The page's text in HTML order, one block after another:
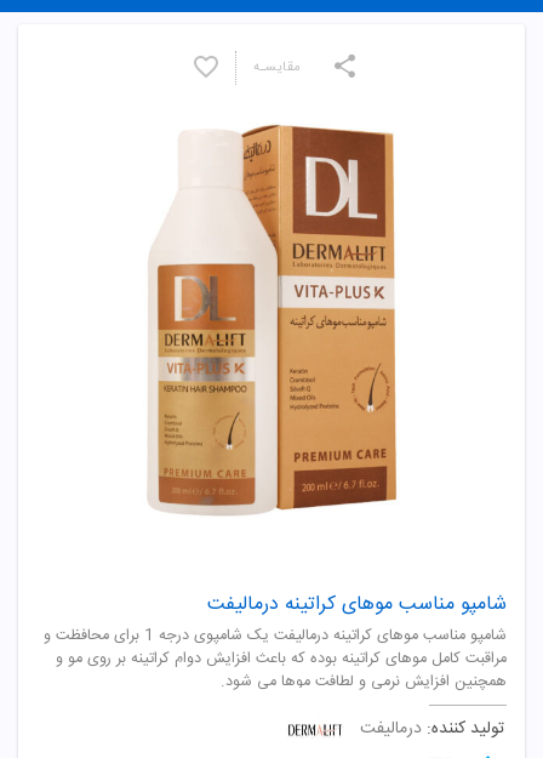
شامپو مناسب موهای کراتینه درمالیفت
شامپو مناسب موهای کراتینه درمالیفت یک شامپوی درجه 1 برای محافظت و
مراقبت کامل موهای کراتینه بوده که باعث افزایش دوام کراتینه بر روی مو و
همچنین افزایش نرمی و لطافت موها می شود.
تولید کننده: درمالیفت
مقایسـه